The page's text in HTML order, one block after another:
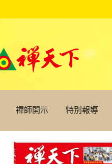
禪師開示 特別報導